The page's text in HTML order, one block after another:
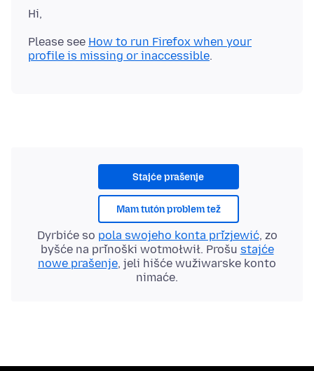
Please see How to run Firefox when your
profile is missing or inaccessible
Stajće prašenje
Mam tutón problem tež
Dyrbiće so pola swojeho konta přizjewić, zo
byšće na přinoški wotmołwił. Prošu stajće
nowe prašenje, jeli hišće wužiwarske konto
nimaće.